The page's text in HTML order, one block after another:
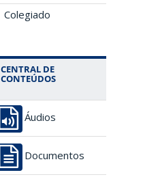
Colegiado
CENTRAL DE
CONTEÚDOS
Áudios
Documentos